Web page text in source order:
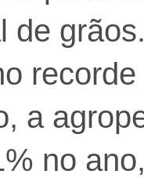
de
a
no